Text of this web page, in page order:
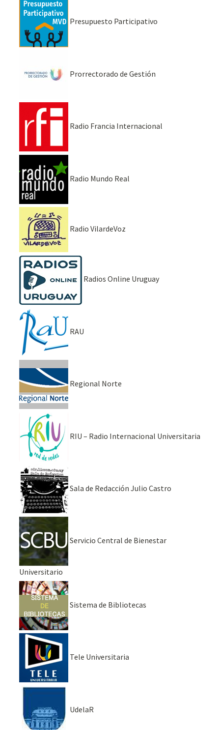
Presupuesto Participativo
Prorrectorado de Gestión
Radio Francia Internacional
Radio Mundo Real
Radio VilardeVoz
Radios Online Uruguay
RAU
Regional Norte
RIU – Radio Internacional Universitaria
Sala de Redacción Julio Castro
Servicio Central de Bienestar
Universitario
Sistema de Bibliotecas
Tele Universitaria
UdelaR